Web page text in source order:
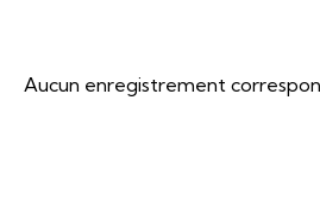
Aucun enregistrement